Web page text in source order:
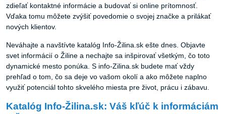
zdieľať kontaktné informácie a budovať si online prítomnosť.
Vďaka tomu môžete zvýšiť povedomie o svojej značke a prilákať
nových klientov.
Neváhajte a navštívte katalóg Info-Žilina.sk ešte dnes. Objavte
svet informácií o Žiline a nechajte sa inšpirovať všetkým, čo toto
dynamické mesto ponúka. S info-Zilina.sk budete mať vždy
prehľad o tom, čo sa deje vo vašom okolí a ako môžete naplno
využiť potenciál tohto skvelého miesta pre život, prácu i zábavu.
Katalóg Info-Žilina.sk: Váš kľúč k informáciám